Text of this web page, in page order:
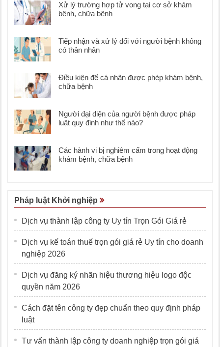
Xử lý trường hợp tử vong tại cơ sở khám
bệnh, chữa bệnh
Tiếp nhận và xử lý đối với người bệnh không
có thân nhân
Điều kiện để cá nhân được phép khám bệnh,
chữa bệnh
Người đại diện của người bệnh được pháp
luật quy định như thế nào?
Các hành vi bị nghiêm cấm trong hoạt động
khám bệnh, chữa bệnh
Pháp luật Khởi nghiệp
Dịch vụ thành lập công ty Uy tín Trọn Gói Giá rẻ
Dịch vụ kế toán thuế trọn gói giá rẻ Uy tín cho doanh
nghiệp 2026
Dịch vụ đăng ký nhãn hiệu thương hiệu logo độc
quyền năm 2026
Cách đặt tên công ty đẹp chuẩn theo quy định pháp
luật
Tư vấn thành lập công ty doanh nghiệp trọn gói giá